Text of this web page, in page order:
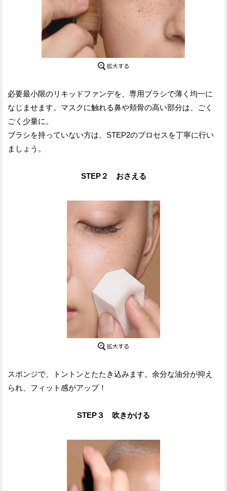
必要最小限のリキッドファンデを、専用ブラシで薄く均一に
なじませます。マスクに触れる鼻や頬骨の高い部分は、ごく
ごく少量に。
ブラシを持っていない方は、STEP2のプロセスを丁寧に行い
ましょう。
STEP２ おさえる
スポンジで、トントンとたたき込みます。余分な油分が抑え
られ、フィット感がアップ！
STEP３ 吹きかける